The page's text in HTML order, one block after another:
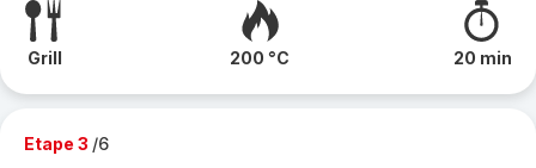
Grill 200 °C 20 min
Etape 3 /6